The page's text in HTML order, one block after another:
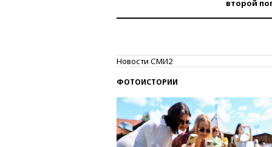
второй
Новости СМИ2
ФОТОИСТОРИИ